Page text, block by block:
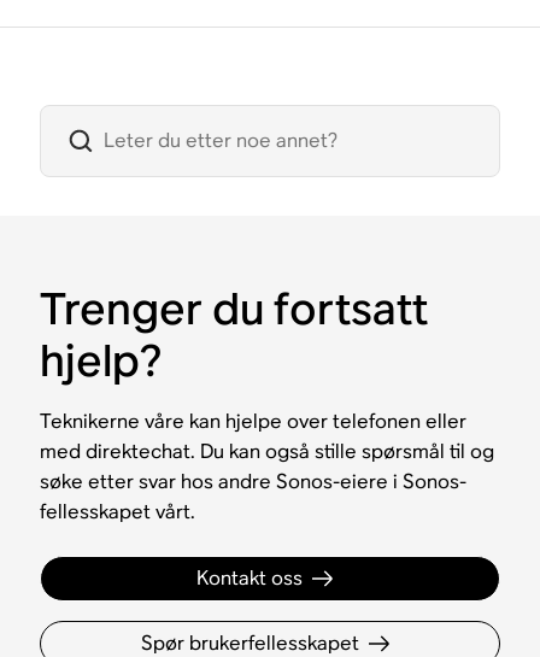
Trenger du fortsatt
hjelp?
Teknikerne våre kan hjelpe over telefonen eller
med direktechat. Du kan også stille spørsmål til og
søke etter svar hos andre Sonos-eiere i Sonos-
fellesskapet vårt.
Kontakt oss
Spør brukerfellesskapet